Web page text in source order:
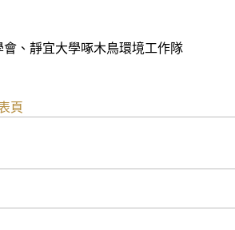
、靜宜大學啄木鳥環境工作隊
頁